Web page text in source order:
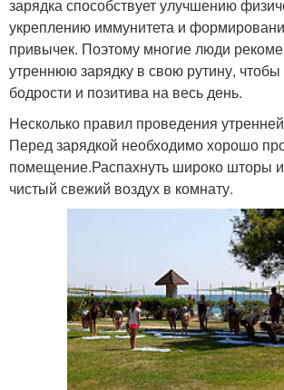
зарядка способствует улучшению
укреплению иммунитета и
привычек. Поэтому многие люди
утреннюю зарядку в свою рутину, чтобы
бодрости и позитива на весь день.
Несколько правил проведения
Перед зарядкой необходимо хорошо
помещение.Распахнуть широко шторы и
чистый свежий воздух в комнату.